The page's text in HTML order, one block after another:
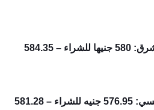
بنك النيل الأزرق المشرق: 580 جنيها للشراء – 584.35
البنك السوداني الفرنسي: 576.95 جنيه للشراء – 581.28